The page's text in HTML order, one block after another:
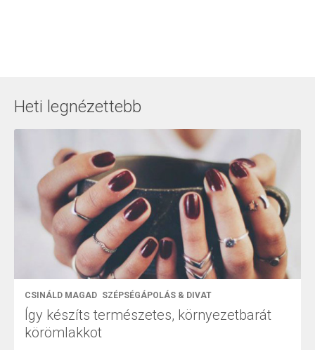
Heti legnézettebb
CSINÁLD MAGAD SZÉPSÉGÁPOLÁS & DIVAT
Így készíts természetes, környezetbarát
körömlakkot